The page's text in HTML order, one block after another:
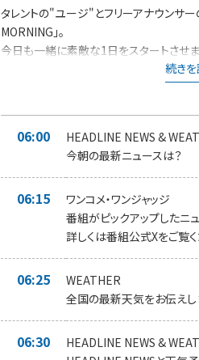
タレントの"ユージ"とフリーアナウンサ
MORNING」。
今日も一緒に素敵な1日をスタートさせま
日替わりのリスナーアンケート＜ワンコメ
コメを募集中です！
みなさんからの「BEST HITS REQUEST
採用された方には番組オリジナルステッ
＊時間多少前後する場合があります。
また、内容も一部変更となる場合があり
続き
06:00
HEADLINE NEWS &
今朝の最新ニュースは？
06:15
ワンコメ・ワンジャッジ
番組がピックアップしたニ
詳しくは番組公式Xをご覧く
06:25
WEATHER
全国の最新天気をお伝えし
06:30
HEADLINE NEWS &